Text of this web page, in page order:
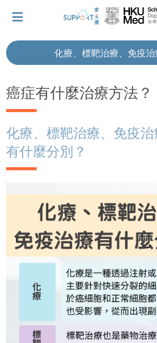
Let's walk together
Cherish every moment; love
Let's take a break!
Tips and Resources
癌症有什麼治療方法？
化療、標靶治療、免疫
化療、標靶治療、免疫治
有什麼分別？